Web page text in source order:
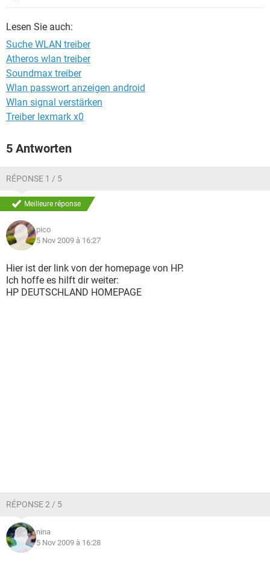
Lesen Sie auch:
Suche WLAN treiber
Atheros wlan treiber
Soundmax treiber
Wlan passwort anzeigen android
Wlan signal verstärken
Treiber lexmark x0
5 Antworten
RÉPONSE 1 / 5
Meilleure réponse
pico
5 Nov 2009 à 16:27
Hier ist der link von der homepage von HP.
Ich hoffe es hilft dir weiter:
HP DEUTSCHLAND HOMEPAGE
RÉPONSE 2 / 5
nina
5 Nov 2009 à 16:28